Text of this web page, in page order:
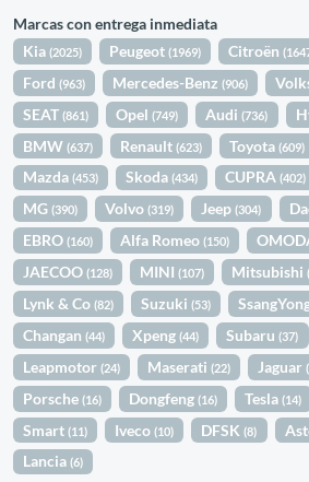
Marcas con entrega inmediata
Kia(2025) Peugeot(1969) Citroën
Ford(963) Mercedes-Benz(906)
SEAT(861) Opel(749) Audi(736)
BMW(637) Renault(623) Toyota(609)
Mazda(453) Skoda(434) CUPRA(402)
MG(390) Volvo(319) Jeep(304)
EBRO(160) Alfa Romeo(150)
JAECOO(128) MINI(107) Mitsubishi
Lynk & Co(82) Suzuki(53)
Changan(44) Xpeng(44) Subaru(37)
Leapmotor(24) Maserati(22) Jaguar
Porsche(16) Dongfeng(16) Tesla(14)
Smart(11) Iveco(10) DFSK(8)
Lancia(6)